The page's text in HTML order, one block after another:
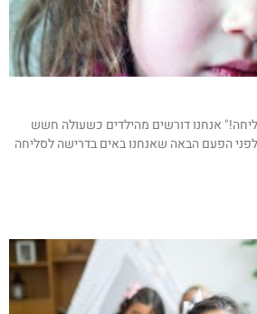
אנחנו דורשים מהילדים כשעולה חשש
הפעם הבאה שאנחנו באים בדרישה לסליחה